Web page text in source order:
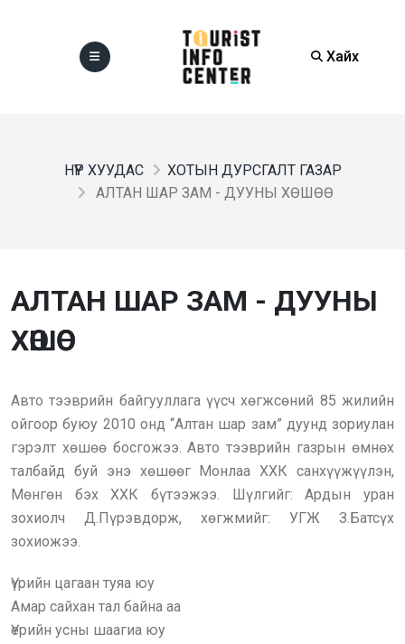
Хайх
НҮҮР ХУУДАС
ХОТЫН ДУРСГАЛТ ГАЗАР
АЛТАН ШАР ЗАМ - ДУУНЫ ХӨШӨӨ
АЛТАН ШАР ЗАМ - ДУУНЫ
ХӨШӨӨ
Авто тээврийн байгууллага үүсч хөгжсөний 85 жилийн
ойгоор буюу 2010 онд “Алтан шар зам” дуунд зориулан
гэрэлт хөшөө босгожээ. Авто тээврийн газрын өмнөх
талбайд буй энэ хөшөөг Монлаа ХХК санхүүжүүлэн,
Мөнгөн бэх ХХК бүтээжээ. Шүлгийг: Ардын уран
зохиолч Д.Пүрэвдорж, хөгжмийг: УГЖ З.Батсүх
зохиожээ.
Үүрийн цагаан туяа юу
Амар сайхан тал байна аа
Үерийн усны шаагиа юу